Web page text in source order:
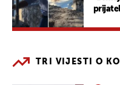
TRI VIJESTI O